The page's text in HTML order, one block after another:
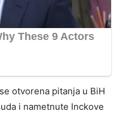
otvorena pitanja u BiH
i nametnute Inckove